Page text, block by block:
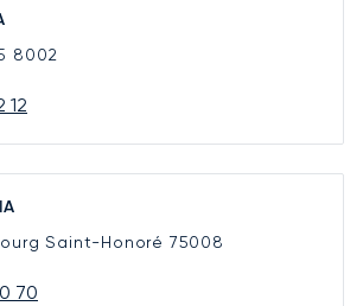
8002
12
Saint-Honoré 75008
70